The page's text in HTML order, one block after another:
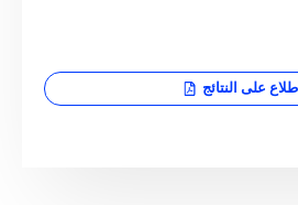
على النتائج